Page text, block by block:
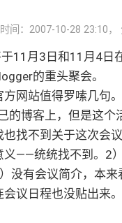
间：2007-10-28 23:10，
11月3日和11月4日
的重头聚会。
方网站值得罗嗦几句
的博客上，但是这
也找不到关于这次会
义——统统找不到。2
没有会议简介，本
议日程也没贴出来。